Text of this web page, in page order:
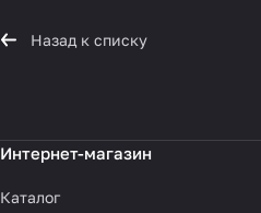
Назад к списку
Интернет-магазин
Каталог